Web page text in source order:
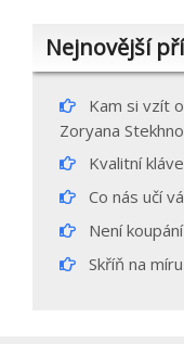
Nejnovější
Kam si vzít
Zoryana
Kvalitní
Co nás učí
Není
Skříň na